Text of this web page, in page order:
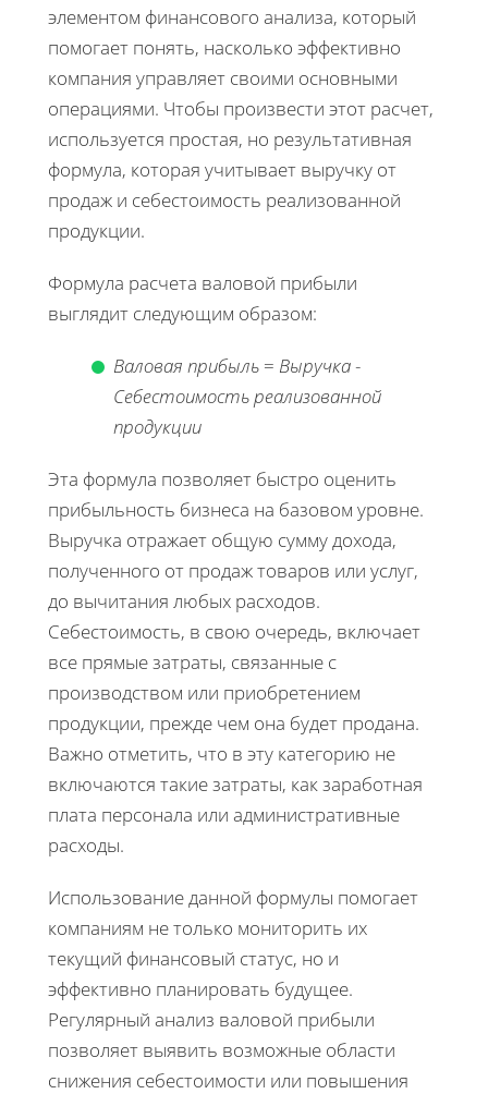
элементом финансового анализа, который
помогает понять, насколько эффективно
компания управляет своими основными
операциями. Чтобы произвести этот расчет,
используется простая, но результативная
формула, которая учитывает выручку от
продаж и себестоимость реализованной
продукции.
Формула расчета валовой прибыли
выглядит следующим образом:
Валовая прибыль = Выручка-
Себестоимость реализованной
продукции
Эта формула позволяет быстро оценить
прибыльность бизнеса на базовом уровне.
Выручка отражает общую сумму дохода,
полученного от продаж товаров или услуг,
до вычитания любых расходов.
Себестоимость, в свою очередь, включает
все прямые затраты, связанные с
производством или приобретением
продукции, прежде чем она будет продана.
Важно отметить, что в эту категорию не
включаются такие затраты, как заработная
плата персонала или административные
расходы.
Использование данной формулы помогает
компаниям не только мониторить их
текущий финансовый статус, но и
эффективно планировать будущее.
Регулярный анализ валовой прибыли
позволяет выявить возможные области
снижения себестоимости или повышения